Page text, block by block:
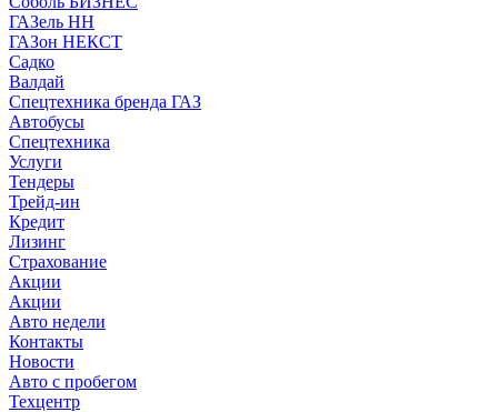
ГАЗель НН
ГАЗон НЕКСТ
Садко
Валдай
Спецтехника бренда ГАЗ
Автобусы
Спецтехника
Услуги
Тендеры
Трейд-ин
Кредит
Лизинг
Страхование
Акции
Акции
Авто недели
Контакты
Новости
Авто с пробегом
Техцентр